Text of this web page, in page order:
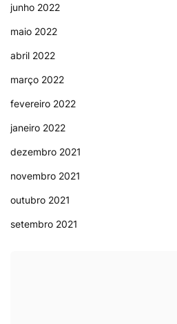
junho 2022
maio 2022
abril 2022
março 2022
fevereiro 2022
janeiro 2022
dezembro 2021
novembro 2021
outubro 2021
setembro 2021